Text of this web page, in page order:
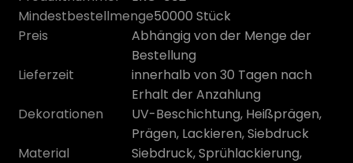
Mindestbestellmenge50000 Stück
Preis
Abhängig von der Menge der
Bestellung
Lieferzeit
innerhalb von 30 Tagen nach
Erhalt der Anzahlung
Dekorationen
UV-Beschichtung, Heißprägen,
Prägen, Lackieren, Siebdruck
Material
Siebdruck, Sprühlackierung,